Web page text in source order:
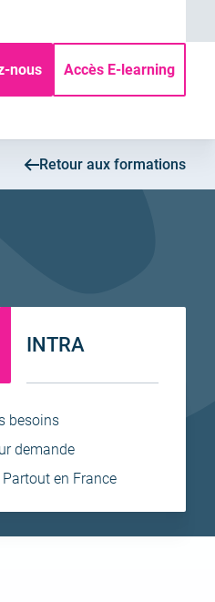
nous Accès E-learning
Retour aux formations
INTRA
besoins
demande
en France